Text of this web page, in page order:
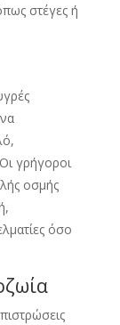
στέγες ή
γρήγοροι
οσμής
όσο